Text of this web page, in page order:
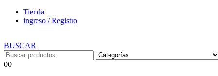
Tienda
ingreso / Registro
BUSCAR
00